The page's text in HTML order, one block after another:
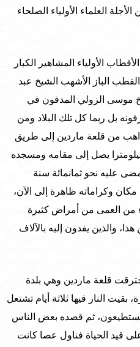
الأجلة العلماء الأولياء الصلحاء
الأولياء المشاهير الكبار
الباز الأشهب الشيخ عبد
موسى الزولي المدفون في
بل ربما كل تلك البلاد ومن
من قلعة ماردين إلى طريق
يصل إلى مقامه ومسجده
عليه نحو ثمانمائة سنة
وكراماته ظاهرة إلى الآن،
من العمى من أمراض كثيرة
والذين يفدون إليه بالآلاف
قلعة ماردين وهي بلدة
بقيت النار فيها ثلاثة أيام تشتعل
يستطيعون، ثم قصده بعض الناس
قيد الحياة فناول عصا كانت